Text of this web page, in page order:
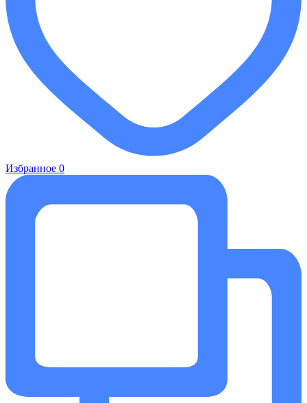
Избранное 0